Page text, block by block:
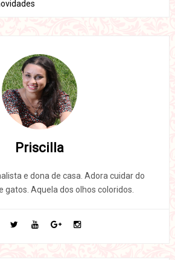
Priscilla
e dona de casa. Adora cuidar do
gatos. Aquela dos olhos coloridos.